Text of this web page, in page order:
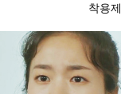
착용